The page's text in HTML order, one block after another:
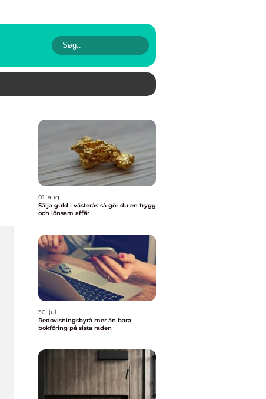
01. aug
Sälja guld i västerås så gör du en trygg
och lönsam affär
30. jul
Redovisningsbyrå mer än bara
bokföring på sista raden